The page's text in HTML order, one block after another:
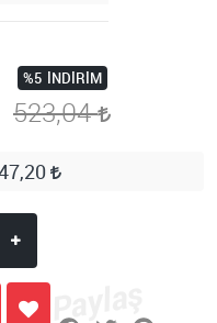
%5 İNDIRIM
523,04